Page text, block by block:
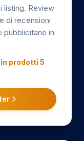
listing. Review
di recensioni
pubblicitarie in
prodotti 5